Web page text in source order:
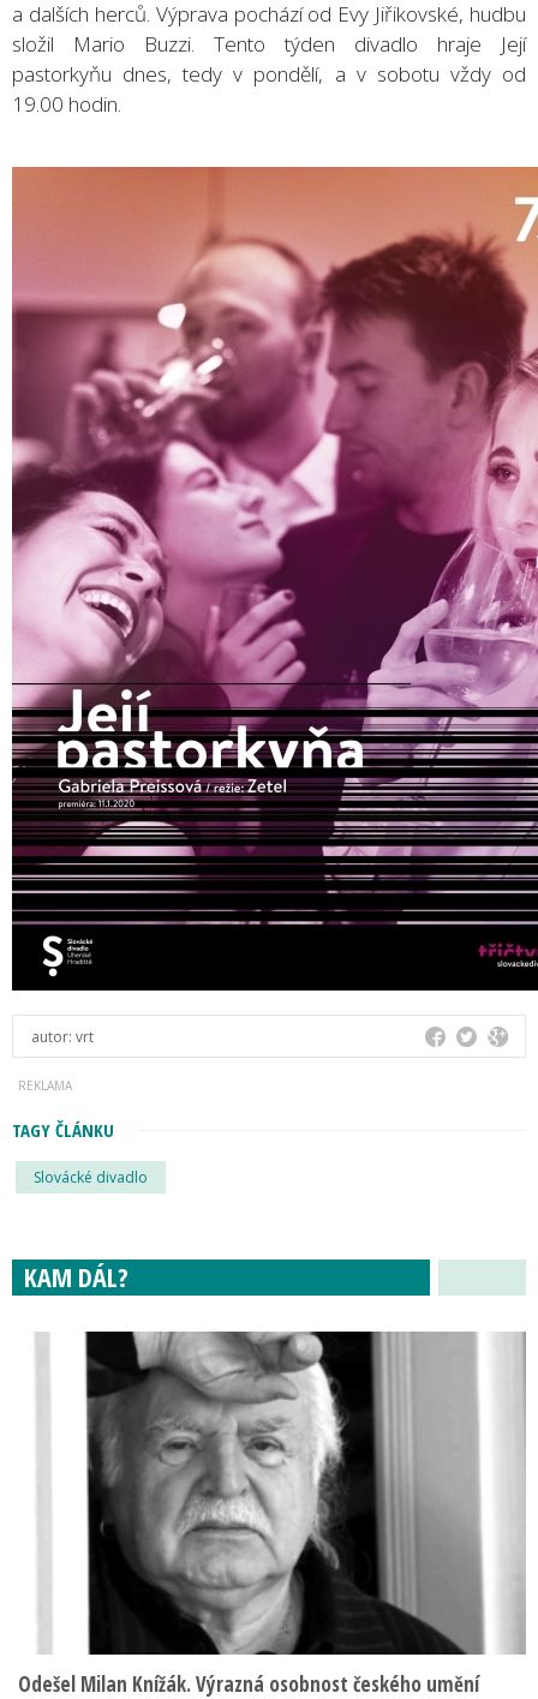
a dalších herců. Výprava pochází od Evy Jiřikovské, hudbu
složil Mario Buzzi. Tento týden divadlo hraje Její
pastorkyňu dnes, tedy v pondělí, a v sobotu vždy od
19.00 hodin.
autor: vrt
TAGY ČLÁNKU
Slovácké divadlo
KAM DÁL?
Odešel Milan Knížák. Výrazná osobnost českého umění